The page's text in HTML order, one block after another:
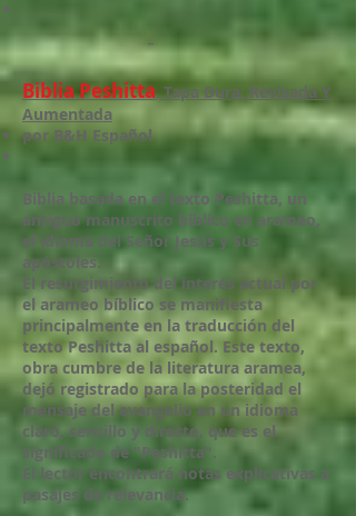
Biblia Peshitta, Tapa Dura: Revisada Y
Aumentada
por B&H Español
Biblia basada en el texto Peshitta, un
antiguo manuscrito bíblico en arameo,
el idioma del Señor Jesús y Sus
apóstoles.
El resurgimiento del interés actual por
el arameo bíblico se manifiesta
principalmente en la traducción del
texto Peshitta al español. Este texto,
obra cumbre de la literatura aramea,
dejó registrado para la posteridad el
mensaje del evangelio en un idioma
claro, sencillo y directo, que es el
significado de "Peshitta".
El lector encontrará notas explicativas a
pasajes de relevancia.